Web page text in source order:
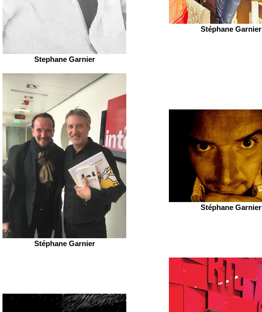
Stephane Garnier
Stéphane Garnier
Stéphane Garnier
Stéphane Garnier